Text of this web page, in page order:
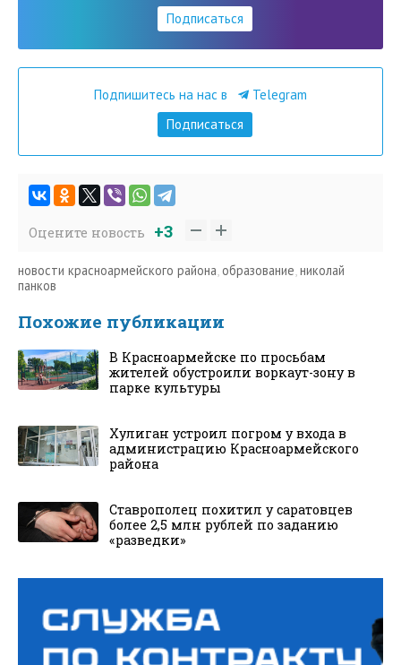
Подписаться
Подпишитесь на нас в
Telegram
Подписаться
Оцените новость +3
новости красноармейского района, образование,николай
панков
Похожие публикации
В Красноармейске по просьбам
жителей обустроили воркаут-зону в
парке культуры
Хулиган устроил погром у входа в
администрацию Красноармейского
района
Ставрополец похитил у саратовцев
более 2,5 млн рублей по заданию
«разведки»